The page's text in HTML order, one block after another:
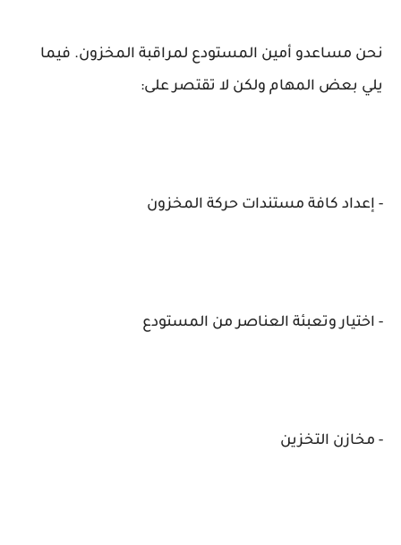
نحن مساعدو أمين المستودع لمراقبة المخزون. فيما
يلي بعض المهام ولكن لا تقتصر على:
- إعداد كافة مستندات حركة المخزون
- اختيار وتعبئة العناصر من المستودع
- مخازن التخزين